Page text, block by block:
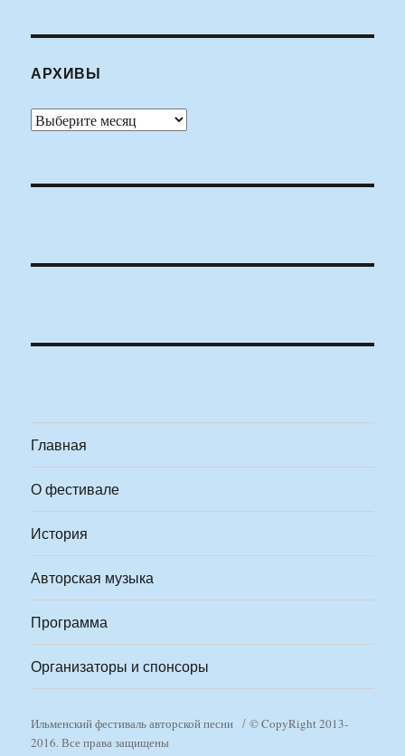
АРХИВЫ
Архивы
Главная
О фестивале
История
Авторская музыка
Программа
Организаторы и спонсоры
Ильменский фестиваль авторской песни
© CopyRight 2013-
2016. Все права защищены